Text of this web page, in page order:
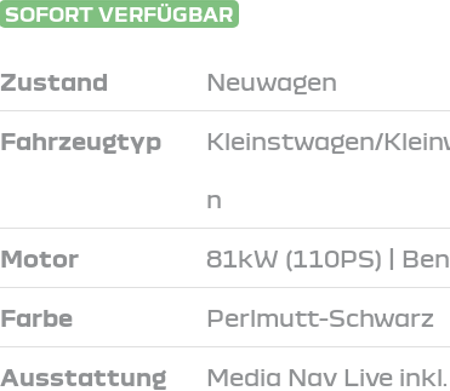
SOFORT VERFÜGBAR
Zustand Neuwagen
Fahrzeugtyp Kleinstwagen/
n
Motor 81kW (110PS) |
Farbe Perlmutt-Schwarz
Ausstattung Media Nav Live inkl.